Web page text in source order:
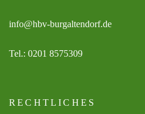
info@hbv-burgaltendorf.de
Tel.: 0201 8575309
RECHTLICHES